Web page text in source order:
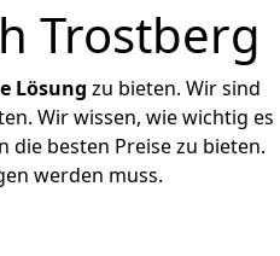
Trostberg
Lösung zu bieten. Wir sind
Wir wissen, wie wichtig es
die besten Preise zu bieten.
werden muss.